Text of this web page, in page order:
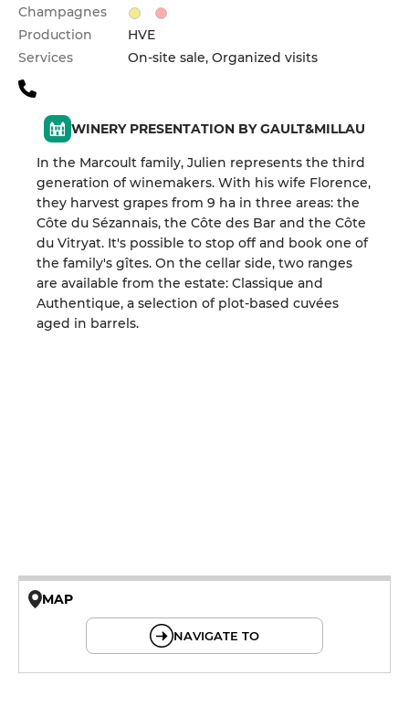
Champagnes
Production
HVE
Services
On-site sale, Organized visits
WINERY PRESENTATION BY GAULT&MILLAU
In the Marcoult family, Julien represents the third
generation of winemakers. With his wife Florence,
they harvest grapes from 9 ha in three areas: the
Côte du Sézannais, the Côte des Bar and the Côte
du Vitryat. It's possible to stop off and book one of
the family's gîtes. On the cellar side, two ranges
are available from the estate: Classique and
Authentique, a selection of plot-based cuvées
aged in barrels.
MAP
NAVIGATE TO